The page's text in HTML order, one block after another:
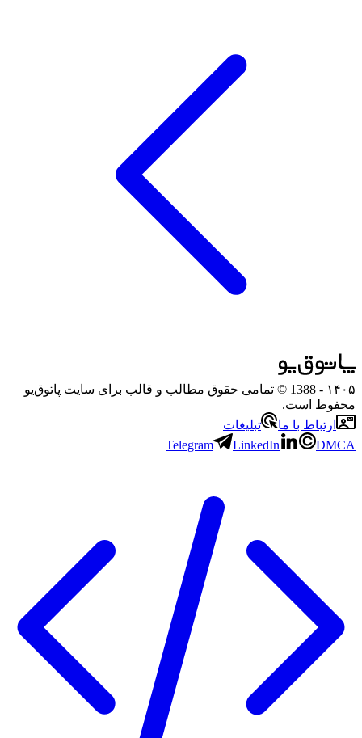
۱۴۰۵
- 1388 © تمامی حقوق مطالب و قالب برای سایت پاتوق‌یو
محفوظ است.
ارتباط با ما
تبلیغات
Telegram
LinkedIn DMCA